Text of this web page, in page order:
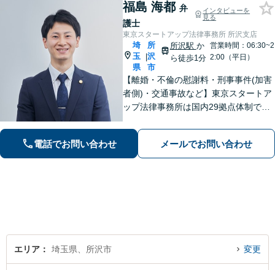
福島 海都 弁
護士
インタビューを
見る
東京スタートアップ法律事務所 所沢支店
埼
玉
県
|
所
沢
市
所沢駅 か
ら徒歩1分
営業時間：06:30~2
2:00（平日）
【離婚・不倫の慰謝料・刑事事件(加害
者側)・交通事故など】東京スタートア
ップ法律事務所は国内29拠点体制で全
対応(法律相談は完全予約制)】各分野で
専門性の高い弁護士が寄り添い解決を
サポートします。
電話でお問い合わせ メールでお問い合わせ
エリア 埼玉県、所沢市 変更